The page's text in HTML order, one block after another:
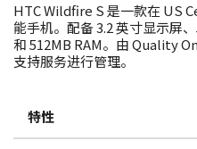
HTC Wildfire S 是一款在 US
能手机。配备 3.2 英寸显示屏
和 512MB RAM。由 Quality
支持服务进行管理。
特性